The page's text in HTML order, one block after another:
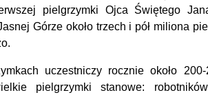
pielgrzymki Ojca Świętego
Górze około trzech i pół miliona
uczestniczy rocznie około
pielgrzymki stanowe: